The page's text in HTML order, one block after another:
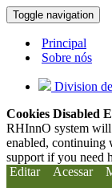
Toggle navigation
Principal
Sobre nós
Division
Cookies Disabled
RHInnO system
enabled, continuing
support if you need
Editar
Acessar